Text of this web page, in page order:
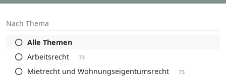
Nach Thema
Alle Themen
Arbeitsrecht
73
Mietrecht und Wohnungseigentumsrecht 73